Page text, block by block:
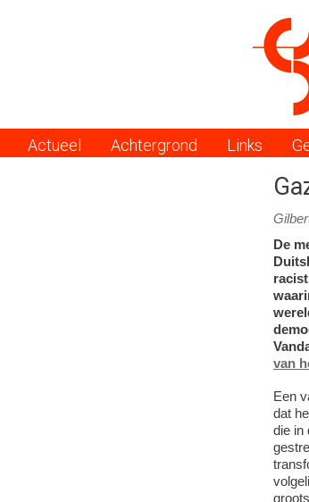
MenuActueel Achtergrond Links
De
van
Een
dat
die in